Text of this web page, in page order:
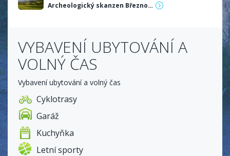
Archeologický skanzen Březno…
VYBAVENÍ UBYTOVÁNÍ A
VOLNÝ ČAS
Vybavení ubytování a volný čas
Cyklotrasy
Garáž
Kuchyňka
Letní sporty